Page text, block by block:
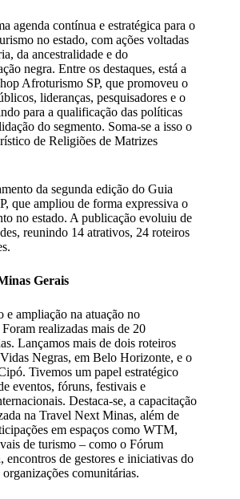
agenda contínua e estratégica para o
no estado, com ações voltadas
da ancestralidade e do
negra. Entre os destaques, está a
Afroturismo SP, que promoveu o
lideranças, pesquisadores e o
para a qualificação das políticas
do segmento. Soma-se a isso o
de Religiões de Matrizes
da segunda edição do Guia
que ampliou de forma expressiva o
no estado. A publicação evoluiu de
reunindo 14 atrativos, 24 roteiros
Gerais
e ampliação na atuação no
realizadas mais de 20
Lançamos mais de dois roteiros
Negras, em Belo Horizonte, e o
Tivemos um papel estratégico
eventos, fóruns, festivais e
Destaca-se, a capacitação
na Travel Next Minas, além de
em espaços como WTM,
de turismo – como o Fórum
encontros de gestores e iniciativas do
comunitárias.